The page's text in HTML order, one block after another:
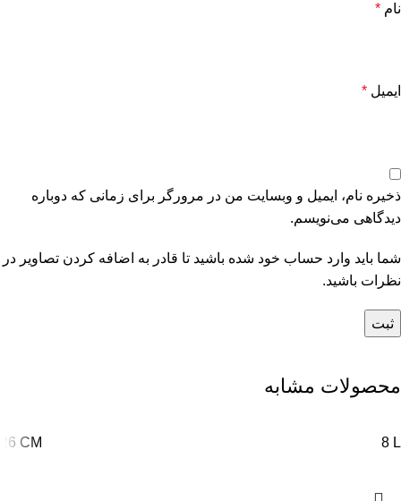
نام *
ایمیل *
ذخیره نام، ایمیل و وبسایت من در مرورگر برای زمانی که دوباره
دیدگاهی می‌نویسم.
شما باید وارد حساب خود شده باشید تا قادر به اضافه کردن تصاویر در
نظرات باشید.
محصولات مشابه
8 L
26 CM